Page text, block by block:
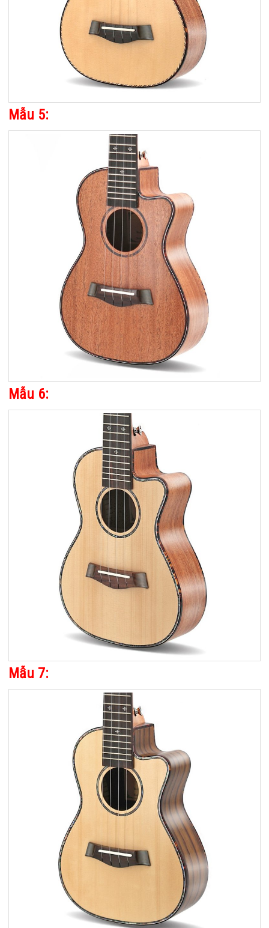
Mẫu 5:
Mẫu 6:
Mẫu 7: